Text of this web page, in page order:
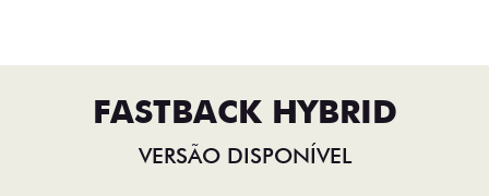
FASTBACK HYBRID
VERSÃO DISPONÍVEL